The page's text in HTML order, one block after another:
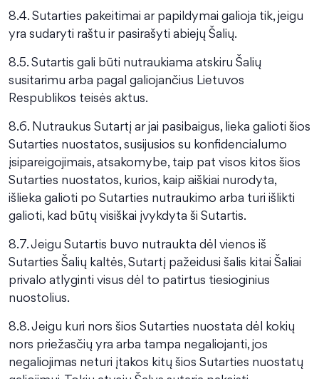
8.4. Sutarties pakeitimai ar papildymai galioja tik, jeigu
yra sudaryti raštu ir pasirašyti abiejų Šalių.
8.5. Sutartis gali būti nutraukiama atskiru Šalių
susitarimu arba pagal galiojančius Lietuvos
Respublikos teisės aktus.
8.6. Nutraukus Sutartį ar jai pasibaigus, lieka galioti šios
Sutarties nuostatos, susijusios su konfidencialumo
įsipareigojimais, atsakomybe, taip pat visos kitos šios
Sutarties nuostatos, kurios, kaip aiškiai nurodyta,
išlieka galioti po Sutarties nutraukimo arba turi išlikti
galioti, kad būtų visiškai įvykdyta ši Sutartis.
8.7. Jeigu Sutartis buvo nutraukta dėl vienos iš
Sutarties Šalių kaltės, Sutartį pažeidusi šalis kitai Šaliai
privalo atlyginti visus dėl to patirtus tiesioginius
nuostolius.
8.8. Jeigu kuri nors šios Sutarties nuostata dėl kokių
nors priežasčių yra arba tampa negaliojanti, jos
negaliojimas neturi įtakos kitų šios Sutarties nuostatų